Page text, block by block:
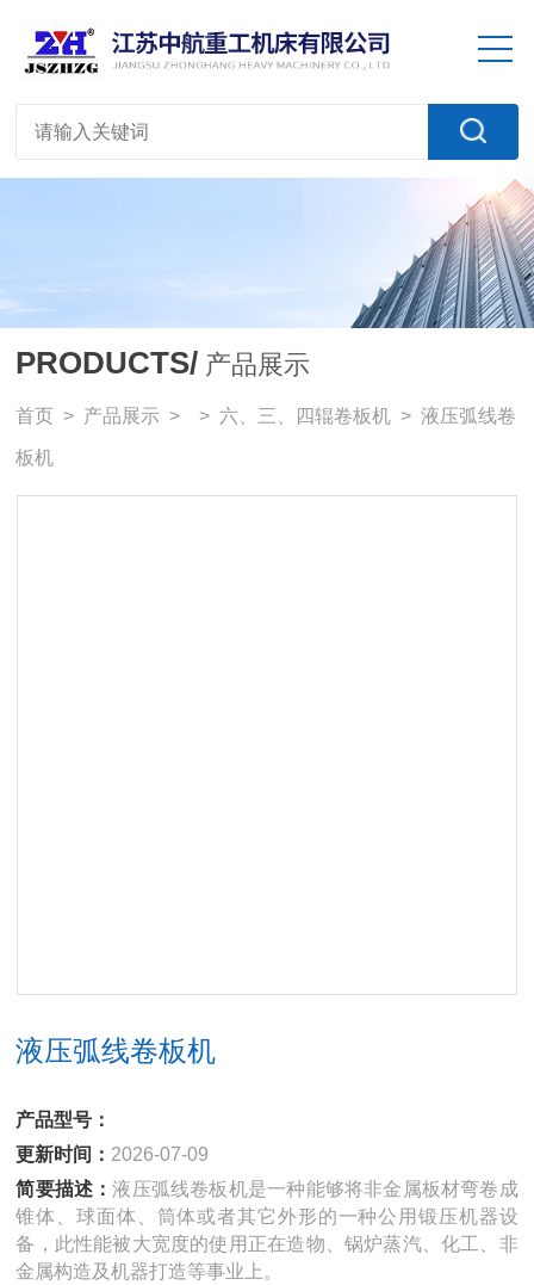
PRODUCTS/ 产品展示
首页 > 产品展示 > > 六、三、四辊卷板机 > 液压弧线卷
板机
液压弧线卷板机
产品型号：
更新时间： 2026-07-09
简要描述：液压弧线卷板机是一种能够将非金属板材弯卷成
锥体、球面体、筒体或者其它外形的一种公用锻压机器设
备，此性能被大宽度的使用正在造物、锅炉蒸汽、化工、非
金属构造及机器打造等事业上。